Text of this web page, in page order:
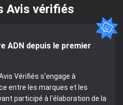
Avis vérifiés
ADN depuis le premier
Vérifiés s'engage à
entre les marques et les
participé à l'élaboration de la